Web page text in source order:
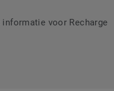
voor Recharge